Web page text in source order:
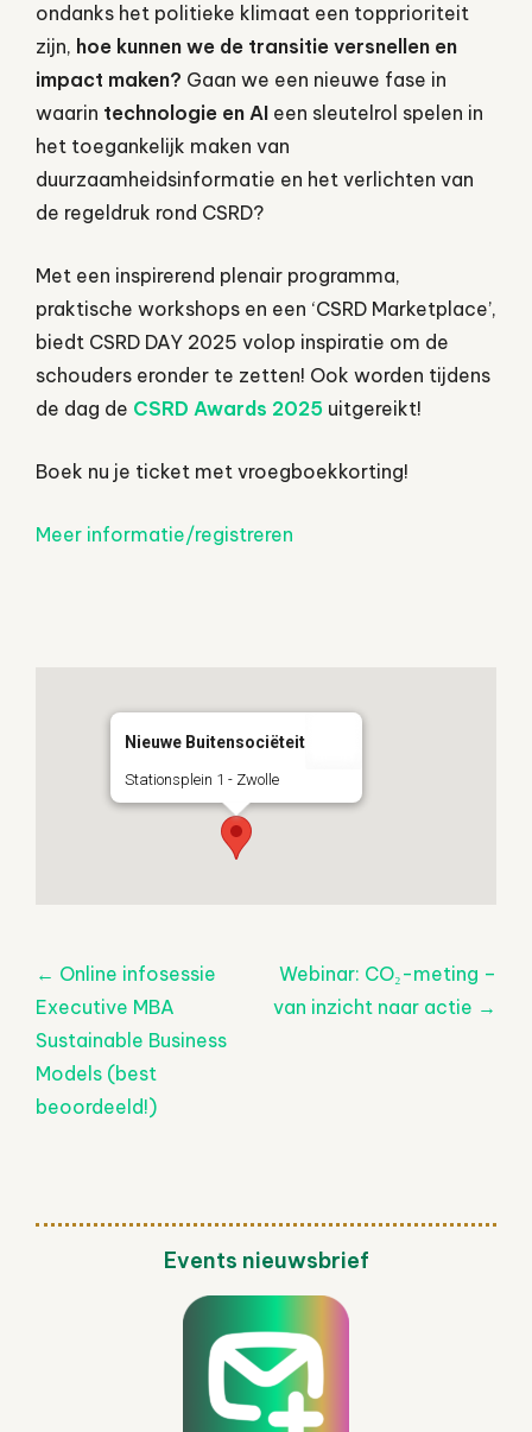
ondanks het politieke klimaat een topprioriteit
zijn, hoe kunnen we de transitie versnellen en
impact maken? Gaan we een nieuwe fase in
waarin technologie en AI een sleutelrol spelen in
het toegankelijk maken van
duurzaamheidsinformatie en het verlichten van
de regeldruk rond CSRD?
Met een inspirerend plenair programma,
praktische workshops en een ‘CSRD Marketplace’,
biedt CSRD DAY 2025 volop inspiratie om de
schouders eronder te zetten! Ook worden tijdens
de dag de CSRD Awards 2025 uitgereikt!
Boek nu je ticket met vroegboekkorting!
Meer informatie/registreren
Nieuwe Buitensociëteit
Stationsplein 1 - Zwolle
Post
navigatie
← Online infosessie
Executive MBA
Sustainable Business
Models (best
beoordeeld!)
Webinar: CO₂-meting –
van inzicht naar actie →
Events nieuwsbrief